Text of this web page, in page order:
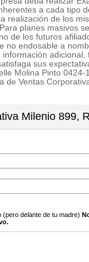
a cada tipo
realización de los
planes masivos
de los futuros
no endosable a
información
sus
Molina Pinto 0424-
de Ventas
Milenio 899,
delante de tu madre) No